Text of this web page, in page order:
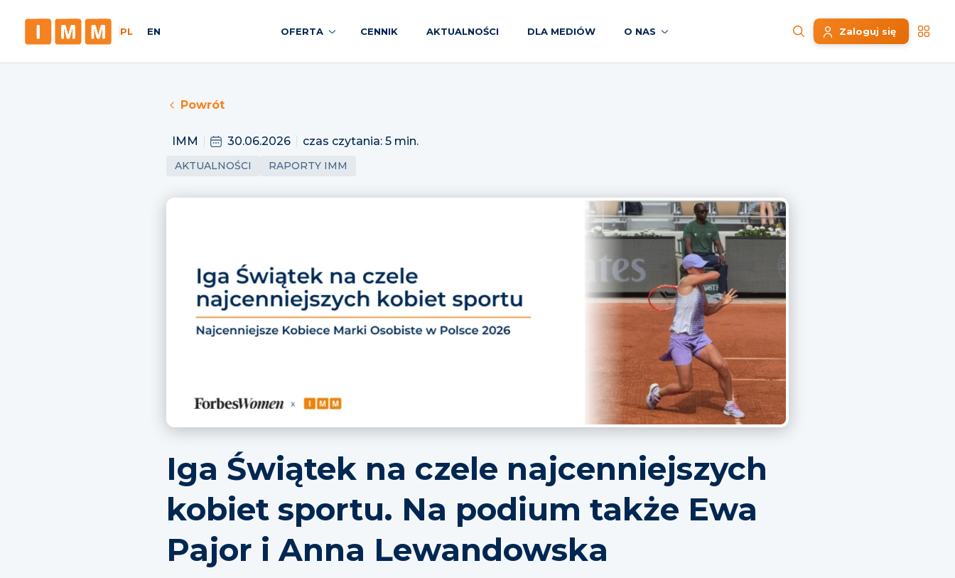
PL EN OFERTA CENNIK AKTUALNOŚCI DLA MEDIÓW O NAS Zaloguj się
Powrót
IMM 30.06.2026 czas czytania: 5 min.
AKTUALNOŚCI RAPORTY IMM
Iga Świątek na czele najcenniejszych
kobiet sportu. Na podium także Ewa
Pajor i Anna Lewandowska